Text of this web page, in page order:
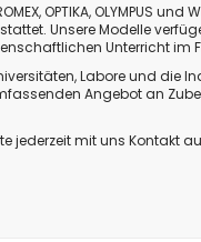
OPTIKA, OLYMPUS und
Unsere Modelle
Unterricht im
Labore und die
Angebot an
jederzeit mit uns Kontakt